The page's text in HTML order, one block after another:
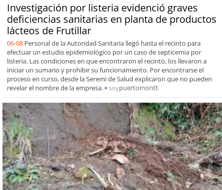
Investigación por listeria evidenció graves
deficiencias sanitarias en planta de productos
lácteos de Frutillar
06-08 Personal de la Autoridad Sanitaria llegó hasta el recinto para
efectuar un estudio epidemiológico por un caso de septicemia por
listeria. Las condiciones en que encontraron el recinto, los llevaron a
iniciar un sumario y prohibir su funcionamiento. Por encontrarse el
proceso en curso, desde la Seremi de Salud explicaron que no pueden
revelar el nombre de la empresa.
soypuertomontt